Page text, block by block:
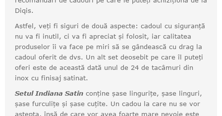
Diqis.
Astfel, veți fi siguri de două aspecte: cadoul cu siguranță
nu va fi inutil, ci va fi apreciat și folosit, iar calitatea
produselor îi va face pe miri să se gândească cu drag la
cadoul oferit de dvs. Un alt set deosebit pe care îl puteți
oferi este de această dată unul de 24 de tacâmuri din
inox cu finisaj satinat.
Setul Indiana Satin conține șase lingurițe, șase linguri,
șase furculițe și șase cuțite. Un cadou la care nu se vor
aștepta, însă de care vor avea foarte mare nevoie este